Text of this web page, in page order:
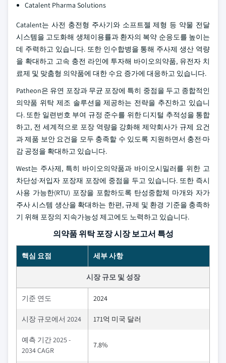
Catalent Pharma Solutions
Catalent는 사전 충전형 주사기와 소프트젤 제형 등 약물 전달
시스템을 고도화해 생체이용률과 환자의 복약 순응도를 높이는
데 주력하고 있습니다. 또한 인수합병을 통해 주사제 생산 역량
을 확대하고 고속 충전 라인에 투자해 바이오의약품, 유전자 치
료제 및 맞춤형 의약품에 대한 수요 증가에 대응하고 있습니다.
Patheon은 유연 포장과 무균 포장에 특히 중점을 두고 종합적인
의약품 위탁 제조 솔루션을 제공하는 전략을 추진하고 있습니
다. 또한 일련번호 부여 규정 준수를 위한 디지털 추적성을 통합
하고, 전 세계적으로 포장 역량을 강화해 제약회사가 규제 요건
과 제품 보안 요건을 모두 충족할 수 있도록 지원하면서 충전·마
감 공정을 확대하고 있습니다.
West는 주사제, 특히 바이오의약품과 바이오시밀러를 위한 고
차단성·저입자 포장재 포장에 중점을 두고 있습니다. 또한 즉시
사용 가능한(RTU) 포장을 포함하도록 탄성중합체 마개와 자가
주사 시스템 생산을 확대하는 한편, 규제 및 환경 기준을 충족하
기 위해 포장의 지속가능성 제고에도 노력하고 있습니다.
의약품 위탁 포장 시장 보고서 특성
핵심 요점 세부 사항
시장 규모 및 성장
기준 연도 2024
시장 규모에서 2024 171억 미국 달러
예측 기간 2025 -
2034 CAGR
7.8%